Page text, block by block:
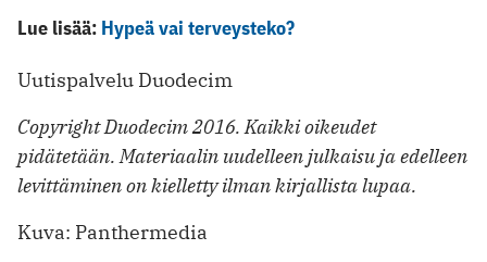
Lue lisää: Hypeä vai terveysteko?
Uutispalvelu Duodecim
Copyright Duodecim 2016. Kaikki oikeudet
pidätetään. Materiaalin uudelleen julkaisu ja edelleen
levittäminen on kielletty ilman kirjallista lupaa.
Kuva: Panthermedia